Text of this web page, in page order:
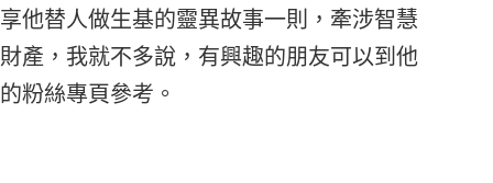
享他替人做生基的靈異故事一則，牽涉智慧
財產，我就不多說，有興趣的朋友可以到他
的粉絲專頁參考。